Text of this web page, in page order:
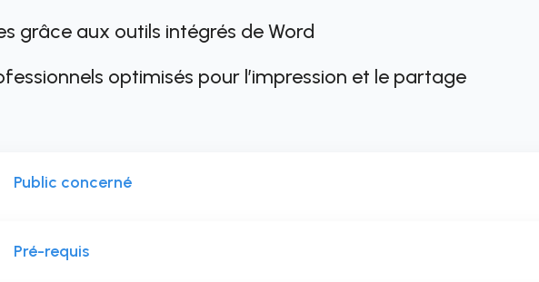
grâce aux outils intégrés de Word
optimisés pour l’impression et le partage
Public concerné
Pré-requis